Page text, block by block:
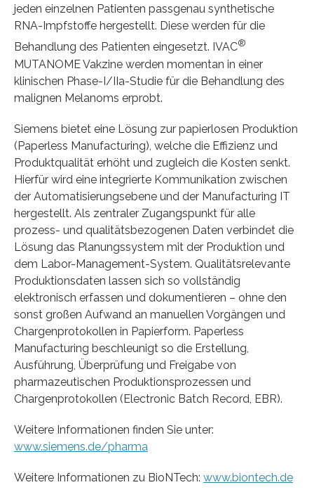
jeden einzelnen Patienten passgenau synthetische
RNA-Impfstoffe hergestellt. Diese werden für die
Behandlung des Patienten eingesetzt. IVAC®
MUTANOME Vakzine werden momentan in einer
klinischen Phase-I/IIa-Studie für die Behandlung des
malignen Melanoms erprobt.
Siemens bietet eine Lösung zur papierlosen Produktion
(Paperless Manufacturing), welche die Effizienz und
Produktqualität erhöht und zugleich die Kosten senkt.
Hierfür wird eine integrierte Kommunikation zwischen
der Automatisierungsebene und der Manufacturing IT
hergestellt. Als zentraler Zugangspunkt für alle
prozess- und qualitätsbezogenen Daten verbindet die
Lösung das Planungssystem mit der Produktion und
dem Labor-Management-System. Qualitätsrelevante
Produktionsdaten lassen sich so vollständig
elektronisch erfassen und dokumentieren – ohne den
sonst großen Aufwand an manuellen Vorgängen und
Chargenprotokollen in Papierform. Paperless
Manufacturing beschleunigt so die Erstellung,
Ausführung, Überprüfung und Freigabe von
pharmazeutischen Produktionsprozessen und
Chargenprotokollen (Electronic Batch Record, EBR).
Weitere Informationen finden Sie unter:
www.siemens.de/pharma
Weitere Informationen zu BioNTech: www.biontech.de